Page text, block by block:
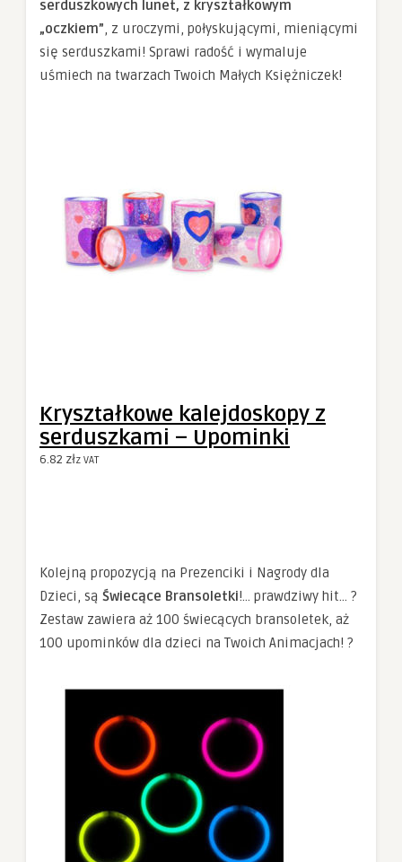
serduszkowych lunet, z kryształkowym
„oczkiem”, z uroczymi, połyskującymi, mieniącymi
się serduszkami! Sprawi radość i wymaluje
uśmiech na twarzach Twoich Małych Księżniczek!
Kryształkowe kalejdoskopy z
serduszkami – Upominki
6.82 złz VAT
Kolejną propozycją na Prezenciki i Nagrody dla
Dzieci, są Świecące Bransoletki!… prawdziwy hit… ?
Zestaw zawiera aż 100 świecących bransoletek, aż
100 upominków dla dzieci na Twoich Animacjach! ?